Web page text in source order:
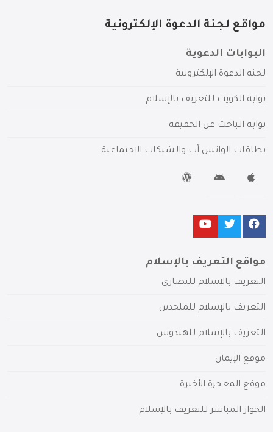
مواقع لجنة الدعوة الإلكترونية
البوابات الدعوية
لجنة الدعوة الإلكترونية
بوابة الكويت للتعريف بالإسلام
بوابة الباحث عن الحقيقة
بطاقات الواتس آب والشبكات الاجتماعية
مواقع التعريف بالإسلام
التعريف بالإسلام للنصارى
التعريف بالإسلام للملحدين
التعريف بالإسلام للهندوس
موقع الإيمان
موقع المعجزة الأخيرة
الحوار المباشر للتعريف بالإسلام